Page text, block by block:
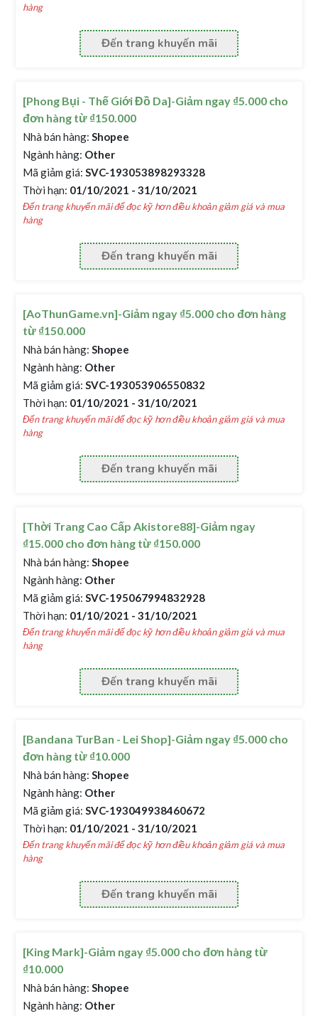
hàng
Đến trang khuyến mãi
[Phong Bụi - Thế Giới Đồ Da]-Giảm ngay ₫5.000 cho
đơn hàng từ ₫150.000
Nhà bán hàng: Shopee
Ngành hàng: Other
Mã giảm giá: SVC-193053898293328
Thời hạn: 01/10/2021 - 31/10/2021
Đến trang khuyến mãi để đọc kỹ hơn điều khoản giảm giá và mua
hàng
Đến trang khuyến mãi
[AoThunGame.vn]-Giảm ngay ₫5.000 cho đơn hàng
từ ₫150.000
Nhà bán hàng: Shopee
Ngành hàng: Other
Mã giảm giá: SVC-193053906550832
Thời hạn: 01/10/2021 - 31/10/2021
Đến trang khuyến mãi để đọc kỹ hơn điều khoản giảm giá và mua
hàng
Đến trang khuyến mãi
[Thời Trang Cao Cấp Akistore88]-Giảm ngay
₫15.000 cho đơn hàng từ ₫150.000
Nhà bán hàng: Shopee
Ngành hàng: Other
Mã giảm giá: SVC-195067994832928
Thời hạn: 01/10/2021 - 31/10/2021
Đến trang khuyến mãi để đọc kỹ hơn điều khoản giảm giá và mua
hàng
Đến trang khuyến mãi
[Bandana TurBan - Lei Shop]-Giảm ngay ₫5.000 cho
đơn hàng từ ₫10.000
Nhà bán hàng: Shopee
Ngành hàng: Other
Mã giảm giá: SVC-193049938460672
Thời hạn: 01/10/2021 - 31/10/2021
Đến trang khuyến mãi để đọc kỹ hơn điều khoản giảm giá và mua
hàng
Đến trang khuyến mãi
[King Mark]-Giảm ngay ₫5.000 cho đơn hàng từ
₫10.000
Nhà bán hàng: Shopee
Ngành hàng: Other